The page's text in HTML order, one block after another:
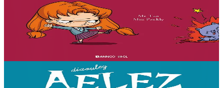
« Evit lakaat ma zud da dreiñ sot, boureviañ ma c’hazh droch,
stourm a-enep Jadenn hag he mignonezed pe frailhañ kalon Jafrez...
em bez atav mennozhioù dedennus !...
11,50 €